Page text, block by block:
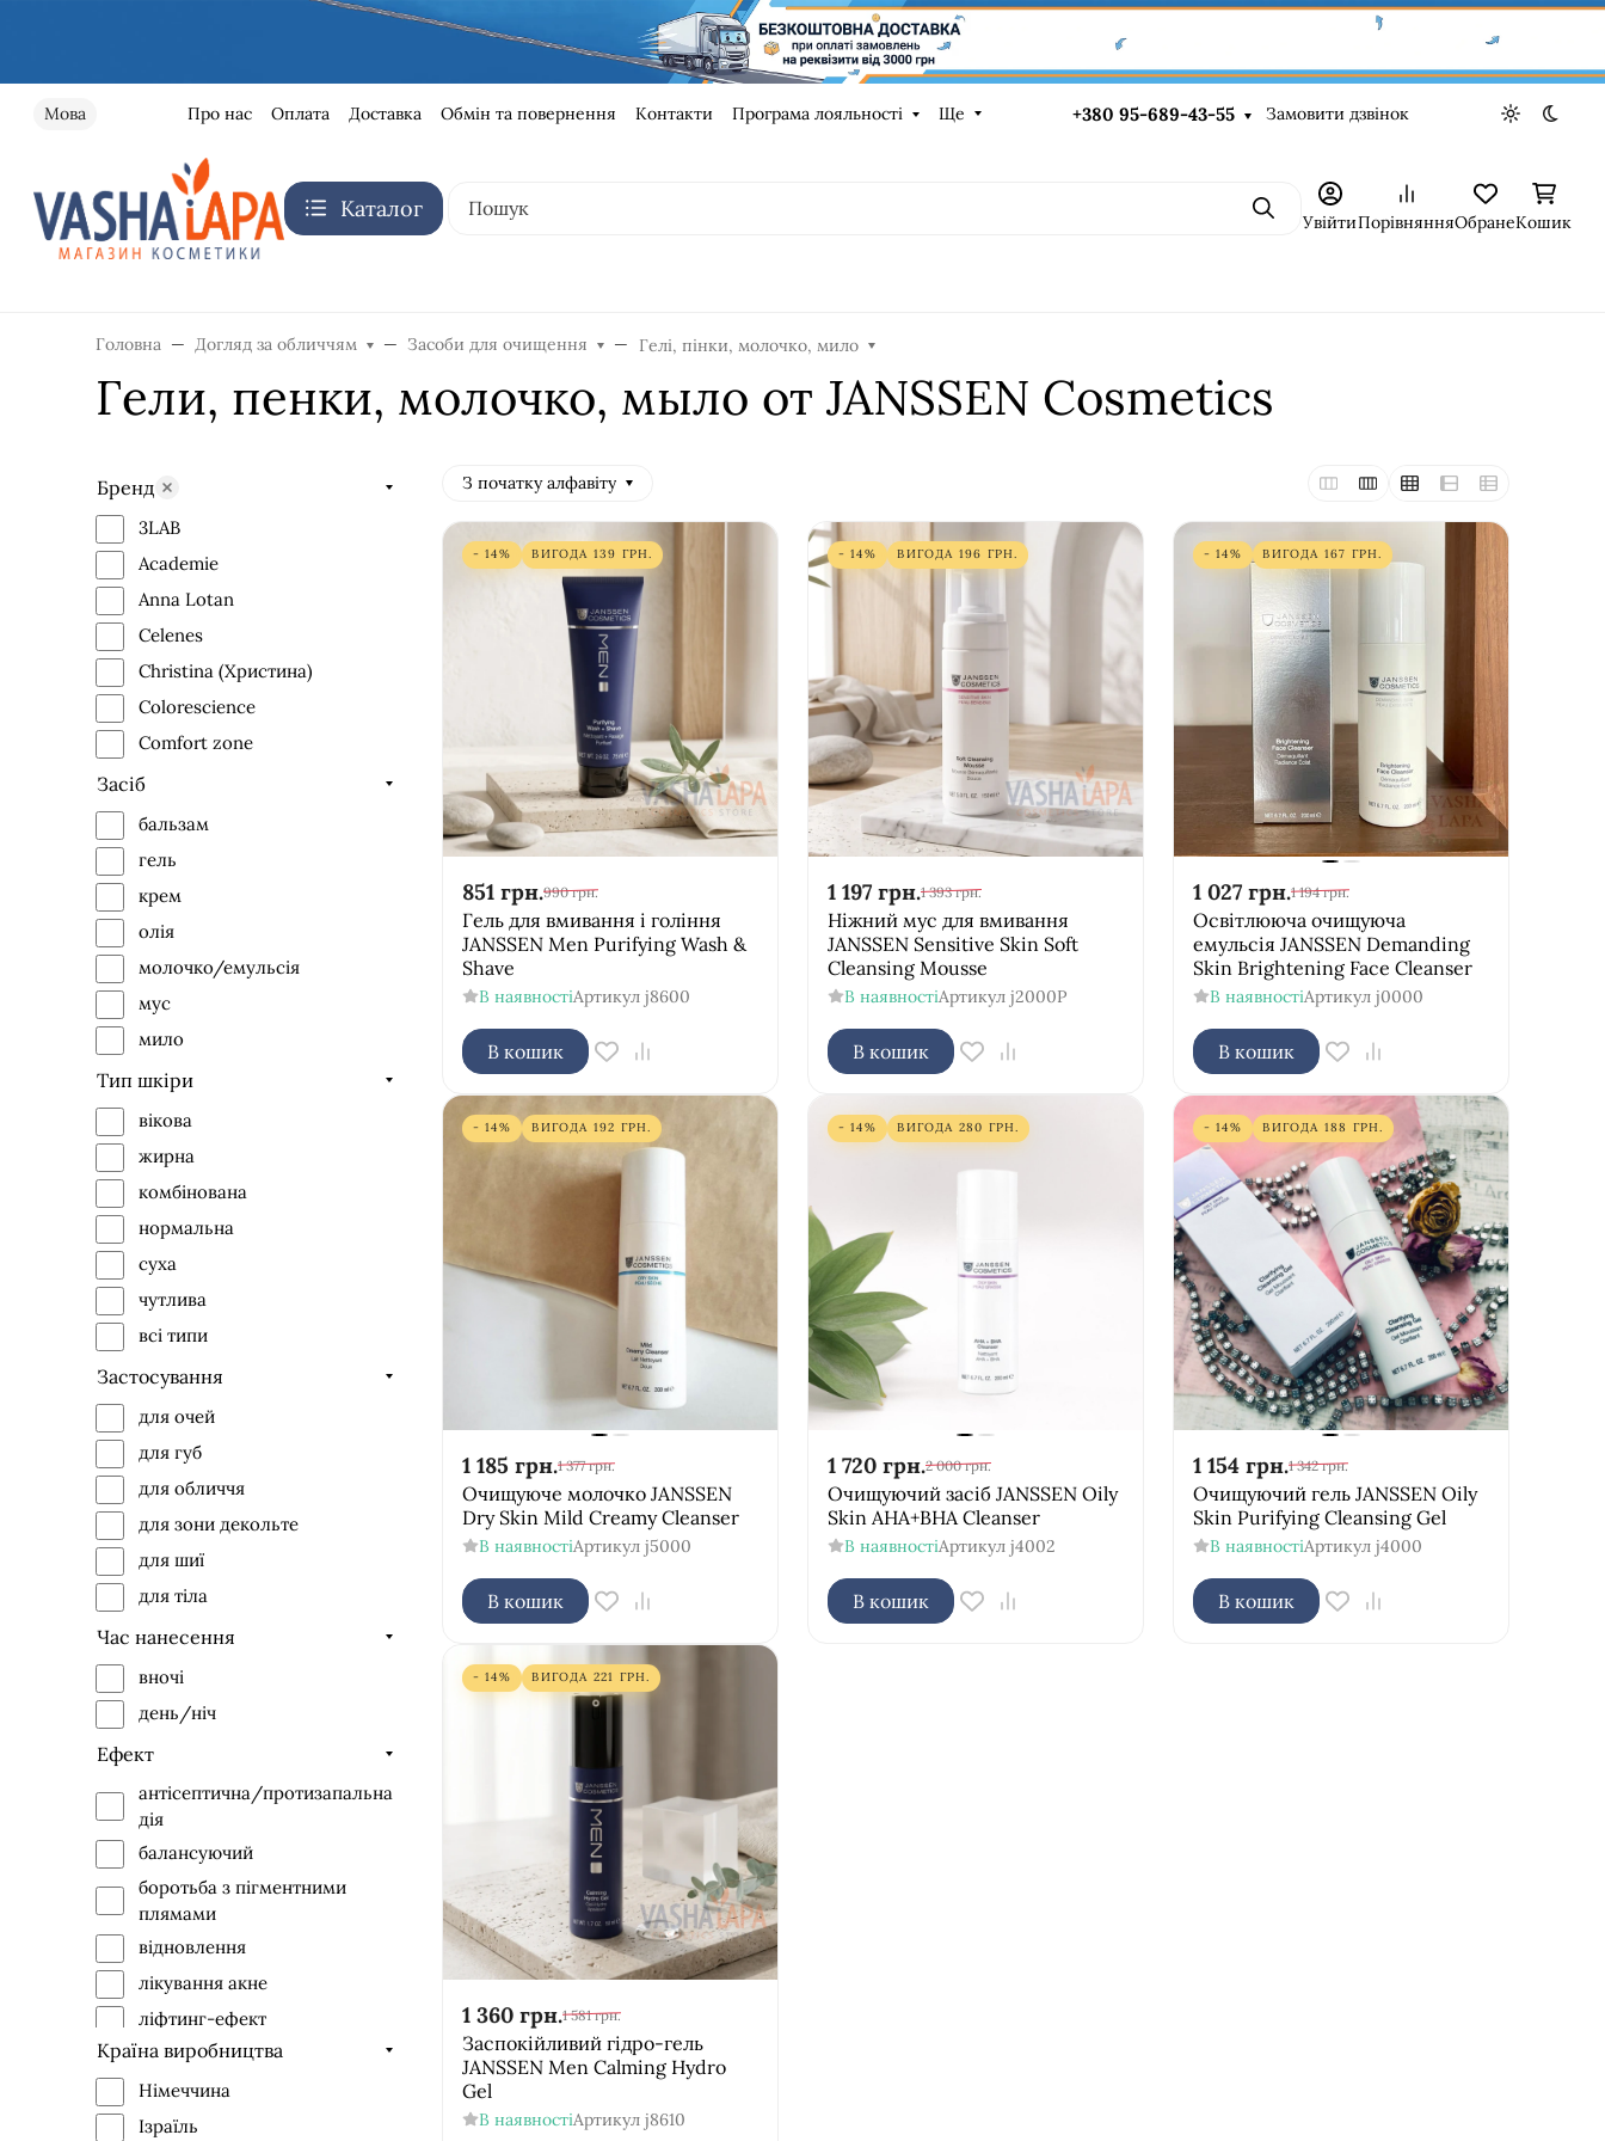
Мова Про нас Оплата Доставка Обмін та повернення Контакти Програма лояльності Ще +380 95-689-43-55 Замовити дзвінок Light theme
Dark
Каталог ПошукУвійтиПорівнянняОбранеКошик
Головна Догляд за обличчям Засоби для очищення Гелі, пінки, молочко, мило
Гели, пенки, молочко, мыло от JANSSEN Cosmetics
Бренд
3LAB
Academie
Anna Lotan
Celenes
Christina (Христина)
Colorescience
Comfort zone
Derma Series
Dermaheal
Ella Bache
Image Skinkea
JANSSEN Cosmetics
Lamic Cosmetici
Malu Wilz
Onmacabim
Obagi Medical
Phytomer
Purles
Renew
Valmont
Засіб
бальзам
гель
крем
олія
молочко/емульсія
мус
мило
пінка
серветки
Тип шкіри
вікова
жирна
комбінована
нормальна
суха
чутлива
всі типи
Застосування
для очей
для губ
для обличчя
для зони декольте
для шиї
для тіла
Час нанесення
вночі
день/ніч
Ефект
антісептична/протизапальна
дія
балансуючий
боротьба з пігментними
плямами
відновлення
лікування акне
ліфтинг-ефект
матування
освітлення
очищення
Країна виробництва
Німеччина
Ізраїль
З початку алфавіту
- 14% ВИГОДА 139 ГРН.
851 грн.990 грн.
Гель для вмивання і гоління
JANSSEN Men Purifying Wash &
Shave
В наявностіАртикул j8600
В кошик
- 14% ВИГОДА 196 ГРН.
1 197 грн.1 393 грн.
Ніжний мус для вмивання
JANSSEN Sensitive Skin Soft
Cleansing Mousse
В наявностіАртикул j2000P
В кошик
- 14% ВИГОДА 167 ГРН.
1 027 грн.1 194 грн.
Освітлююча очищуюча
емульсія JANSSEN Demanding
Skin Brightening Face Cleanser
В наявностіАртикул j0000
В кошик
- 14% ВИГОДА 192 ГРН.
1 185 грн.1 377 грн.
Очищуюче молочко JANSSEN
Dry Skin Mild Creamy Cleanser
В наявностіАртикул j5000
В кошик
- 14% ВИГОДА 280 ГРН.
1 720 грн.2 000 грн.
Очищуючий засіб JANSSEN Oily
Skin AHA+BHA Cleanser
В наявностіАртикул j4002
В кошик
- 14% ВИГОДА 188 ГРН.
1 154 грн.1 342 грн.
Очищуючий гель JANSSEN Oily
Skin Purifying Cleansing Gel
В наявностіАртикул j4000
В кошик
- 14% ВИГОДА 221 ГРН.
1 360 грн.1 581 грн.
Заспокійливий гідро-гель
JANSSEN Men Calming Hydro
Gel
В наявностіАртикул j8610